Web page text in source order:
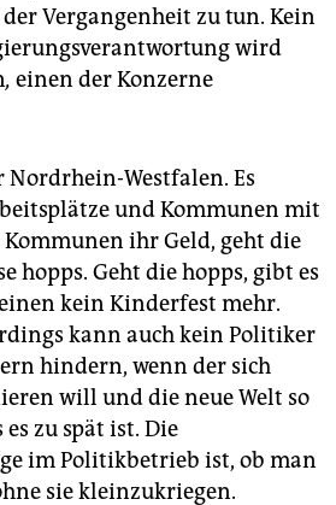
Vergangenheit zu tun. Kein
wird
, einen der Konzerne
Westfalen. Es
und Kommunen mit
ihr Geld, geht die
hopps. Geht die hopps, gibt es
kein Kinderfest mehr.
kann auch kein Politiker
hindern, wenn der sich
will und die neue Welt so
zu spät ist. Die
im Politikbetrieb ist, ob man
sie kleinzukriegen.